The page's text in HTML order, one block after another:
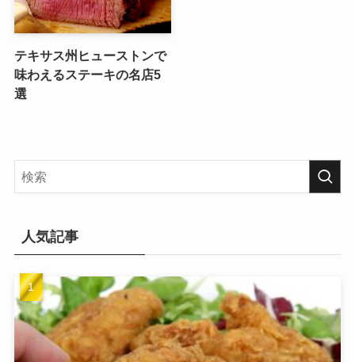
テキサス州ヒューストンで
味わえるステーキの名店5
選
人気記事